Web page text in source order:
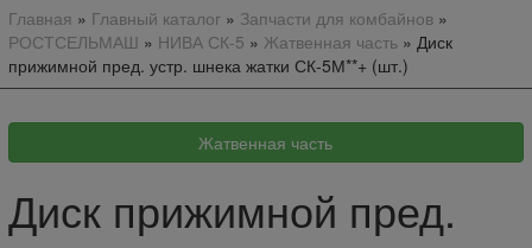
Главная » Главный каталог» Запчасти для комбайнов»
РОСТСЕЛЬМАШ » НИВА СК-5 » Жатвенная часть» Диск
прижимной пред. устр. шнека жатки СК-5М**+ (шт.)
Диск прижимной пред.